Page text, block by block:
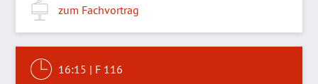
zum Fachvortrag
16:15 | F 116